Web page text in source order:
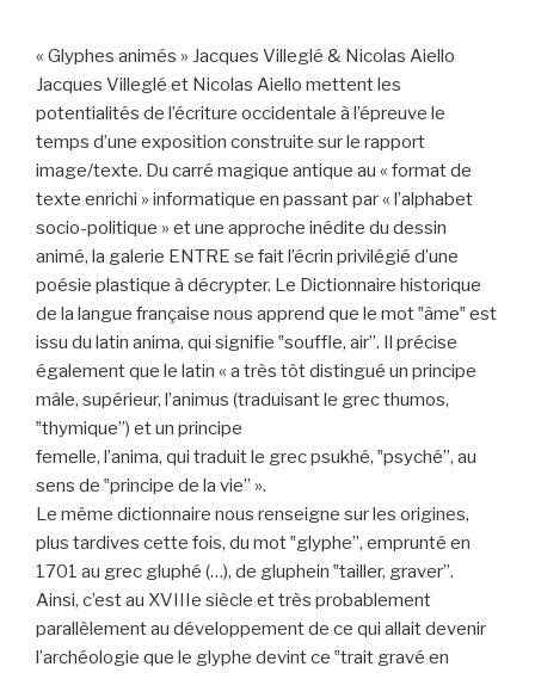
« Glyphes animés » Jacques Villeglé & Nicolas Aiello
Jacques Villeglé et Nicolas Aiello mettent les
potentialités de l’écriture occidentale à l’épreuve le
temps d’une exposition construite sur le rapport
image/texte. Du carré magique antique au « format de
texte enrichi » informatique en passant par « l’alphabet
socio-politique » et une approche inédite du dessin
animé, la galerie ENTRE se fait l’écrin privilégié d’une
poésie plastique à décrypter. Le Dictionnaire historique
de la langue française nous apprend que le mot ‟âme‟ est
issu du latin anima, qui signifie ‟souffle, air”. Il précise
également que le latin « a très tôt distingué un principe
mâle, supérieur, l’animus (traduisant le grec thumos,
‟thymique”) et un principe
femelle, l’anima, qui traduit le grec psukhé, ‟psyché”, au
sens de ‟principe de la vie” ».
Le même dictionnaire nous renseigne sur les origines,
plus tardives cette fois, du mot ‟glyphe”, emprunté en
1701 au grec gluphé (…), de gluphein ‟tailler, graver”.
Ainsi, c’est au XVIIIe siècle et très probablement
parallèlement au développement de ce qui allait devenir
l’archéologie que le glyphe devint ce ‟trait gravé en